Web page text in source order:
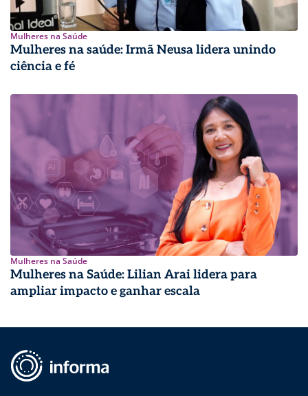
Mulheres na Saúde
Mulheres na saúde: Irmã Neusa lidera unindo
ciência e fé
Mulheres na Saúde
Mulheres na Saúde: Lilian Arai lidera para
ampliar impacto e ganhar escala